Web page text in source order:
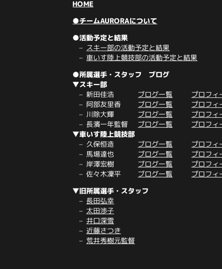
HOME
●チームAURORAについて
●活動予定と結果
スキー部の活動予定と結果
車いす陸上競技部の活動予定と結果
●所属選手・スタッフ ブログ
▼スキー部
新田佳浩 ブログ一覧 プロフィ
阿部友里香 ブログ一覧 プロフィ
川除大輝 ブログ一覧 プロフィ
長濱一年監督 ブログ一覧 プロフィ
▼車いす陸上競技部
久保恒造 ブログ一覧 プロフィ
馬場達也 ブログ一覧 プロフィ
岸澤宏樹 ブログ一覧 プロフィ
佐々木凜平 ブログ一覧 プロフィ
▼旧所属選手・スタッフ
長田弘幸
太田渉子
井口深雪
近藤さつき
荒井秀樹元監督